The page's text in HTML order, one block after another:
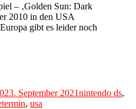
– ‚Golden Sun: Dark
2010 in den USA
gibt es leider noch
23. September 2021nintendo ds,
, usa